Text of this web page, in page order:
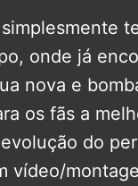
onde já
nova e
os fãs a
do
vídeo/